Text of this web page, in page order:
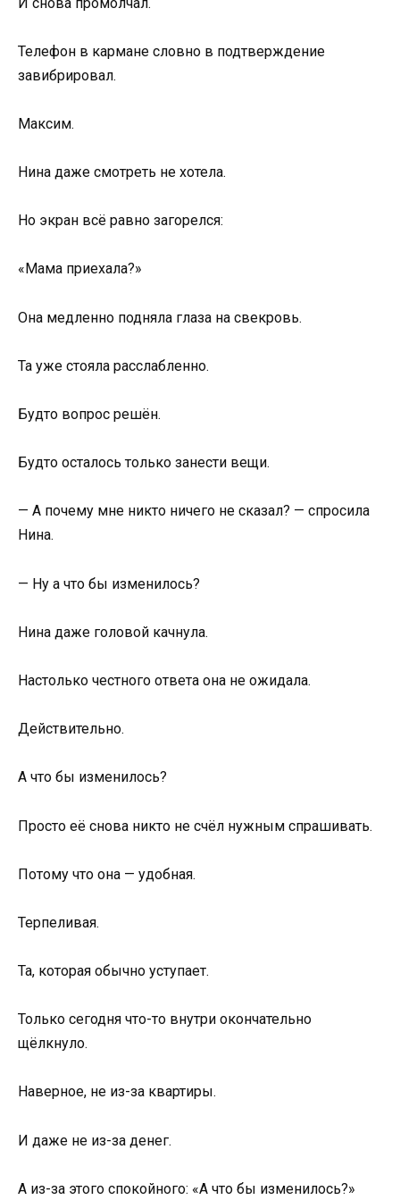
Телефон в кармане словно в подтверждение
завибрировал.
Максим.
Нина даже смотреть не хотела.
Но экран всё равно загорелся:
«Мама приехала?»
Она медленно подняла глаза на свекровь.
Та уже стояла расслабленно.
Будто вопрос решён.
Будто осталось только занести вещи.
— А почему мне никто ничего не сказал? — спросила
Нина.
— Ну а что бы изменилось?
Нина даже головой качнула.
Настолько честного ответа она не ожидала.
Действительно.
А что бы изменилось?
Просто её снова никто не счёл нужным спрашивать.
Потому что она — удобная.
Терпеливая.
Та, которая обычно уступает.
Только сегодня что-то внутри окончательно
щёлкнуло.
Наверное, не из-за квартиры.
И даже не из-за денег.
А из-за этого спокойного: «А что бы изменилось?»